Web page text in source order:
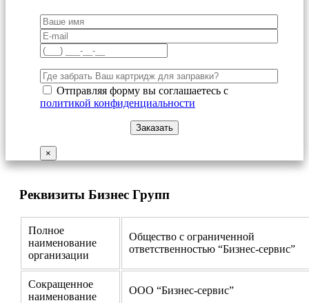
Отправляя форму вы соглашаетесь с
политикой конфиденциальности
×
Реквизиты Бизнес Групп
Полное
наименование
организации
Общество с ограниченной
ответственностью “Бизнес-сервис”
Сокращенное
наименование
ООО “Бизнес-сервис”